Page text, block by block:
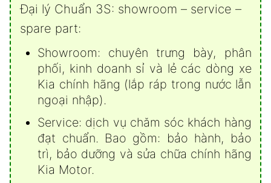
Đại lý Chuẩn 3S: showroom – service –
spare part:
Showroom: chuyên trưng bày, phân
phối, kinh doanh sỉ và lẻ các dòng xe
Kia chính hãng (lắp ráp trong nước lẫn
ngoại nhập).
Service: dịch vụ chăm sóc khách hàng
đạt chuẩn. Bao gồm: bảo hành, bảo
trì, bảo dưỡng và sửa chữa chính hãng
Kia Motor.